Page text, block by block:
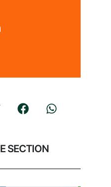
SECTION